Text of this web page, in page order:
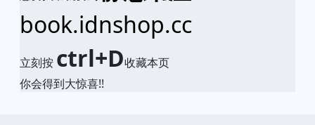
book.idnshop.cc
立刻按 ctrl+D收藏本页
你会得到大惊喜!!